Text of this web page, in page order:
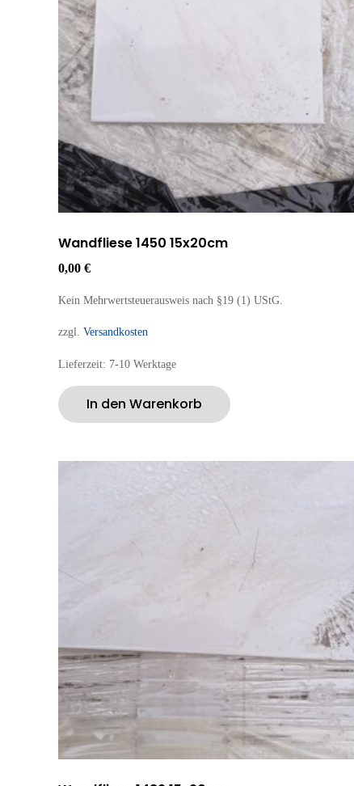
Wandfliese 1450 15x20cm
0,00 €
Kein Mehrwertsteuerausweis nach §19 (1) UStG.
zzgl. Versandkosten
Lieferzeit: 7-10 Werktage
In den Warenkorb